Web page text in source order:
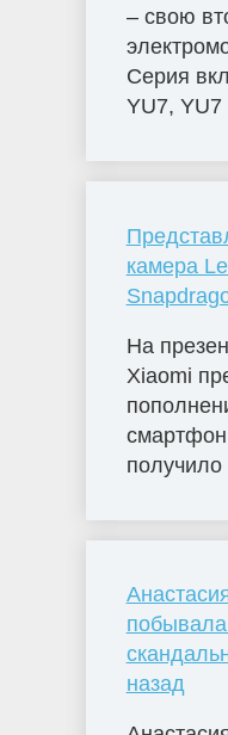
– свою
Серия
YU7,
камера
На
Xiaomi
смартфон
назад